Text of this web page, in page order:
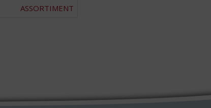
ASSORTIMENT